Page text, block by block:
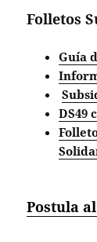
Folletos
Guía
DS49
Postula